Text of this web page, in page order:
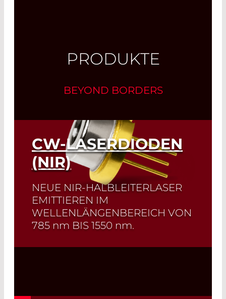
PRODUKTE
BEYOND BORDERS
CW-LASERDIODEN
(NIR)
NEUE NIR-HALBLEITERLASER
EMITTIEREN IM
WELLENLÄNGENBEREICH VON
785 nm BIS 1550 nm.
Schnellauswahl!Finden Sie die